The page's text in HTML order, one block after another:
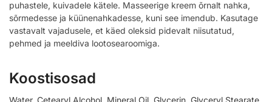
puhastele, kuivadele kätele. Masseerige kreem õrnalt nahka,
sõrmedesse ja küünenahkadesse, kuni see imendub. Kasutage
vastavalt vajadusele, et käed oleksid pidevalt niisutatud,
pehmed ja meeldiva lootosearoomiga.
Koostisosad